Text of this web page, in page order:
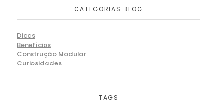
CATEGORIAS BLOG
Dicas
Benefícios
Construção Modular
Curiosidades
TAGS